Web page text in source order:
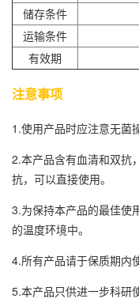
储存条件
运输条件
有效期
注意事项
1.使用产品时应注意无菌
2.本产品含有血清和双抗
抗，可以直接使用。
3.为保持本产品的最佳使
的温度环境中。
4.所有产品请于保质期内
5.本产品只供进一步科研